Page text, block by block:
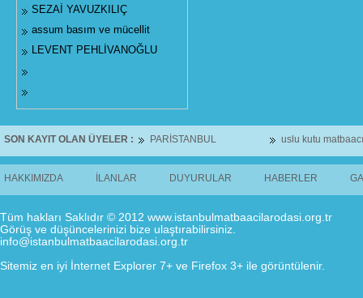
SEZAİ YAVUZKILIÇ
assum basım ve mücellit
LEVENT PEHLİVANOĞLU
SON KAYIT OLAN ÜYELER : PARİSTANBUL uslu kutu
HAKKIMIZDA İLANLAR DUYURULAR HABERLER
Tüm hakları Saklıdır © 2012 www.istanbulmatbaacilarodasi.org.tr
Görüş ve düşüncelerinizi bize ulaştırabilirsiniz.
info@istanbulmatbaacilarodasi.org.tr
Sitemiz en iyi İnternet Explorer 7+ ve Firefox 3+ ile görüntülenir.